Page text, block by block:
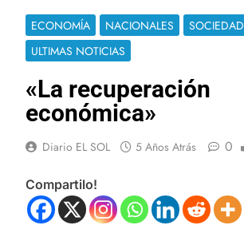
ECONOMÍA NACIONALES
SOCIEDAD
ULTIMAS NOTICIAS
«La recuperación
económica»
Diario EL SOL 5 Años Atrás 0
Compartilo!